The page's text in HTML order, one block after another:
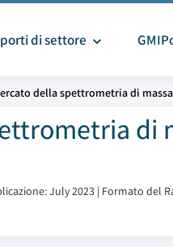
di settore
della spettrometria di massa
di
July 2023 | Formato del